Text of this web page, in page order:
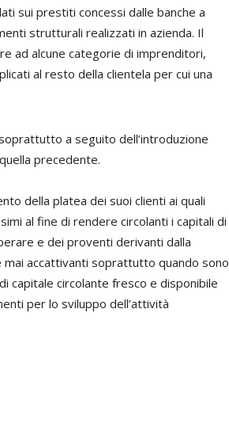
sui prestiti concessi dalle banche a
strutturali realizzati in azienda. Il
ad alcune categorie di imprenditori,
al resto della clientela per cui una
a seguito dell’introduzione
precedente.
della platea dei suoi clienti ai quali
al fine di rendere circolanti i capitali di
e dei proventi derivanti dalla
accattivanti soprattutto quando sono
capitale circolante fresco e disponibile
per lo sviluppo dell’attività